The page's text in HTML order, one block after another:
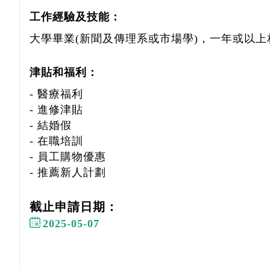
工作經驗及技能：
大學畢業(新聞及傳理系或市場學)，一年或以上
津貼和福利：
- 醫療福利
- 進修津貼
- 結婚假
- 在職培訓
- 員工購物優惠
- 推薦新人計劃
截止申請日期：
2025-05-07